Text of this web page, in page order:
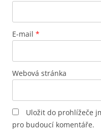
E-mail *
Webová stránka
Uložit do prohlížeče
pro budoucí komentáře.